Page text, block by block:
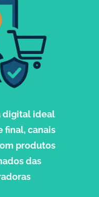
digital ideal
final, canais
produtos
das